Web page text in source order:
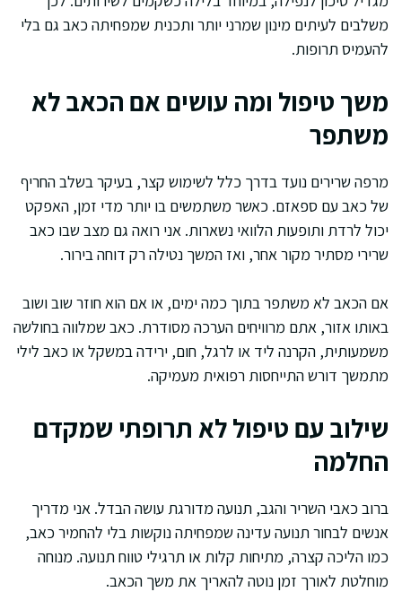
משלבים לעיתים מינון שמרני יותר ותכנית שמפחיתה כאב גם בלי
להעמיס תרופות.
משך טיפול ומה עושים אם הכאב לא
משתפר
מרפה שרירים נועד בדרך כלל לשימוש קצר, בעיקר בשלב החריף
של כאב עם ספאזם. כאשר משתמשים בו יותר מדי זמן, האפקט
יכול לרדת ותופעות הלוואי נשארות. אני רואה גם מצב שבו כאב
שרירי מסתיר מקור אחר, ואז המשך נטילה רק דוחה בירור.
אם הכאב לא משתפר בתוך כמה ימים, או אם הוא חוזר שוב ושוב
באותו אזור, אתם מרוויחים הערכה מסודרת. כאב שמלווה בחולשה
משמעותית, הקרנה ליד או לרגל, חום, ירידה במשקל או כאב לילי
מתמשך דורש התייחסות רפואית מעמיקה.
שילוב עם טיפול לא תרופתי שמקדם
החלמה
ברוב כאבי השריר והגב, תנועה מדורגת עושה הבדל. אני מדריך
אנשים לבחור תנועה עדינה שמפחיתה נוקשות בלי להחמיר כאב,
כמו הליכה קצרה, מתיחות קלות או תרגילי טווח תנועה. מנוחה
מוחלטת לאורך זמן נוטה להאריך את משך הכאב.